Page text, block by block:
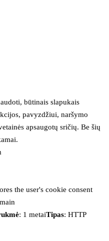
būtinais slapukais
pavyzdžiui, naršymo
apsaugotų sričių. Be šių
the user's cookie consent
: 1 metaiTipas: HTTP